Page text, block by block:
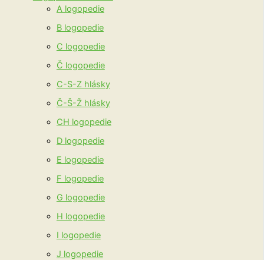
A logopedie
B logopedie
C logopedie
Č logopedie
C-S-Z hlásky
Č-Š-Ž hlásky
CH logopedie
D logopedie
E logopedie
F logopedie
G logopedie
H logopedie
I logopedie
J logopedie